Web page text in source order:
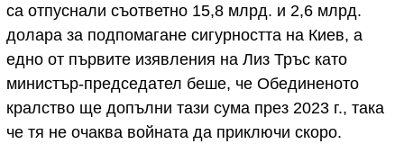
са отпуснали съответно 15,8 млрд. и 2,6 млрд.
долара за подпомагане сигурността на Киев, а
едно от първите изявления на Лиз Тръс като
министър-председател беше, че Обединеното
кралство ще допълни тази сума през 2023 г., така
че тя не очаква войната да приключи скоро.